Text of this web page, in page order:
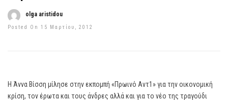
olga aristidou
Posted On 15 Μαρτίου, 2012
Η Άννα Βίσση μίλησε στην εκπομπή «Πρωινό Αντ1» για την οικονομική
κρίση, τον έρωτα και τους άνδρες αλλά και για το νέο της τραγούδι